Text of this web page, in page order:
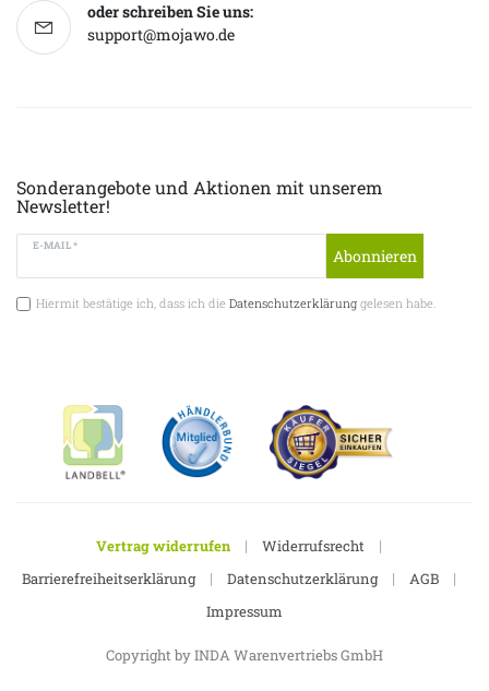
oder schreiben Sie uns:
support@mojawo.de
Sonderangebote und Aktionen mit unserem
Newsletter!
E-MAIL *
Abonnieren
Hiermit bestätige ich, dass ich die Datenschutzerklärunggelesen habe.
Vertrag widerrufen | Widerrufsrecht |
Barrierefreiheitserklärung | Datenschutzerklärung | AGB |
Impressum
Copyright by INDA Warenvertriebs GmbH